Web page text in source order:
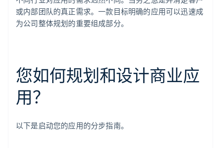
或内部团队的真正需求。一款目标明确的应用可以迅速成
为公司整体规划的重要组成部分。
您如何规划和设计商业应
用？
以下是启动您的应用的分步指南。